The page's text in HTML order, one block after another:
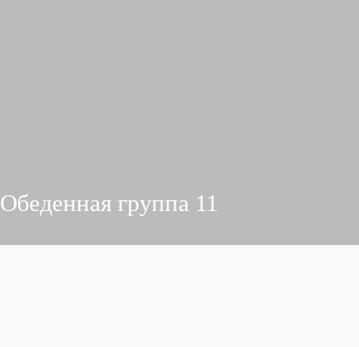
Обеденная группа 11